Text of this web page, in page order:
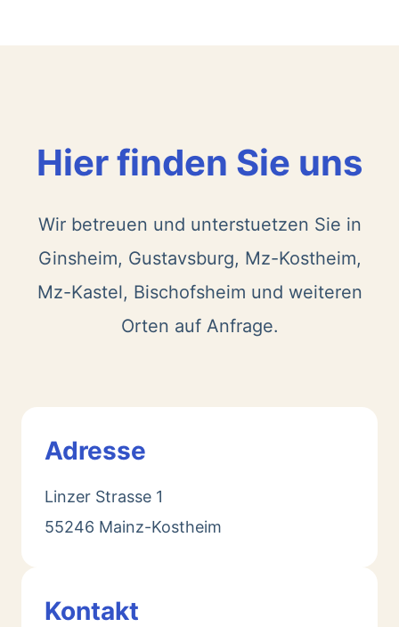
Hier finden Sie uns
Wir betreuen und unterstuetzen Sie in
Ginsheim, Gustavsburg, Mz-Kostheim,
Mz-Kastel, Bischofsheim und weiteren
Orten auf Anfrage.
Adresse
Linzer Strasse 1
55246 Mainz-Kostheim
Kontakt